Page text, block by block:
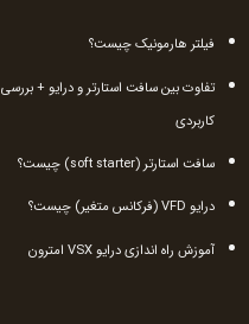
فیلتر هارمونیک چیست؟
تفاوت بین سافت استارتر و درایو + بررسی
کاربردی
سافت استارتر (soft starter) چیست؟
درایو VFD (فرکانس متغیر) چیست؟
آموزش راه اندازی درایو VSX امترون